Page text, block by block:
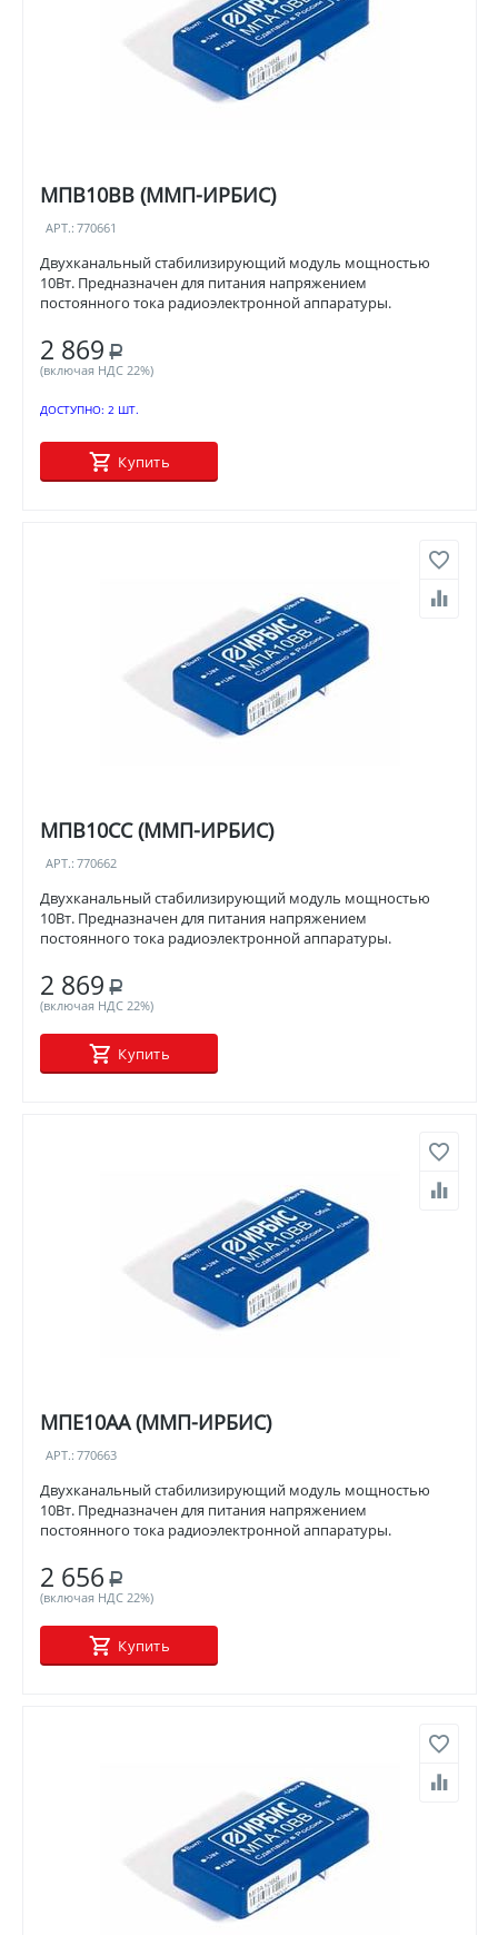
МПВ10ВВ (ММП-ИРБИС)
АРТ.: 770661
Двухканальный стабилизирующий модуль мощностью
10Вт. Предназначен для питания напряжением
постоянного тока радиоэлектронной аппаратуры.
2 869 Р
(включая НДС 22%)
ДОСТУПНО: 2 ШТ.
Купить
МПВ10СС (ММП-ИРБИС)
АРТ.: 770662
Двухканальный стабилизирующий модуль мощностью
10Вт. Предназначен для питания напряжением
постоянного тока радиоэлектронной аппаратуры.
2 869 Р
(включая НДС 22%)
Купить
МПЕ10АА (ММП-ИРБИС)
АРТ.: 770663
Двухканальный стабилизирующий модуль мощностью
10Вт. Предназначен для питания напряжением
постоянного тока радиоэлектронной аппаратуры.
2 656 Р
(включая НДС 22%)
Купить